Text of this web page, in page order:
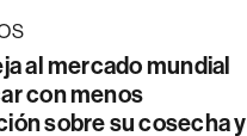
al mercado mundial
con menos
sobre su cosecha y